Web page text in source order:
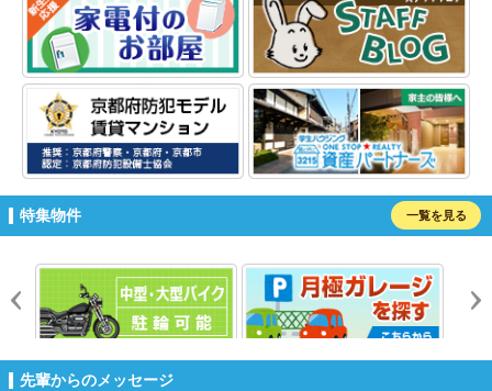
特集物件 一覧を見る
prev
先輩からのメッセージ